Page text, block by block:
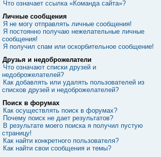
Что означает ссылка «Команда сайта»?
Личные сообщения
Я не могу отправлять личные сообщения!
Я постоянно получаю нежелательные личные
сообщения!
Я получил спам или оскорбительное сообщение!
Друзья и недоброжелатели
Что означают списки друзей и
недоброжелателей?
Как добавлять или удалять пользователей из
списков друзей и недоброжелателей?
Поиск в форумах
Как осуществлять поиск в форумах?
Почему поиск не дает результатов?
В результате моего поиска я получил пустую
страницу!
Как найти конкретного пользователя?
Как найти свои сообщения и темы?